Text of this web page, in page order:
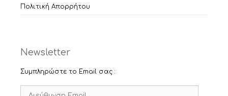
Πολιτική Απορρήτου
Newsletter
Συμπληρώστε το Email σας :